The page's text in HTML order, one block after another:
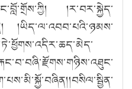
།ར་བར་སྐྱེད་
།ཡིད་ལ་འབབ་པའི་ཉམས་